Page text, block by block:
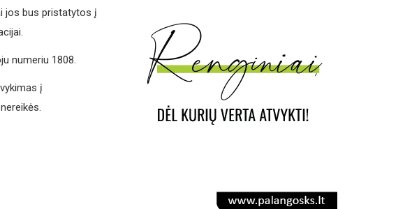
jos bus pristatytos į
numeriu 1808.
į